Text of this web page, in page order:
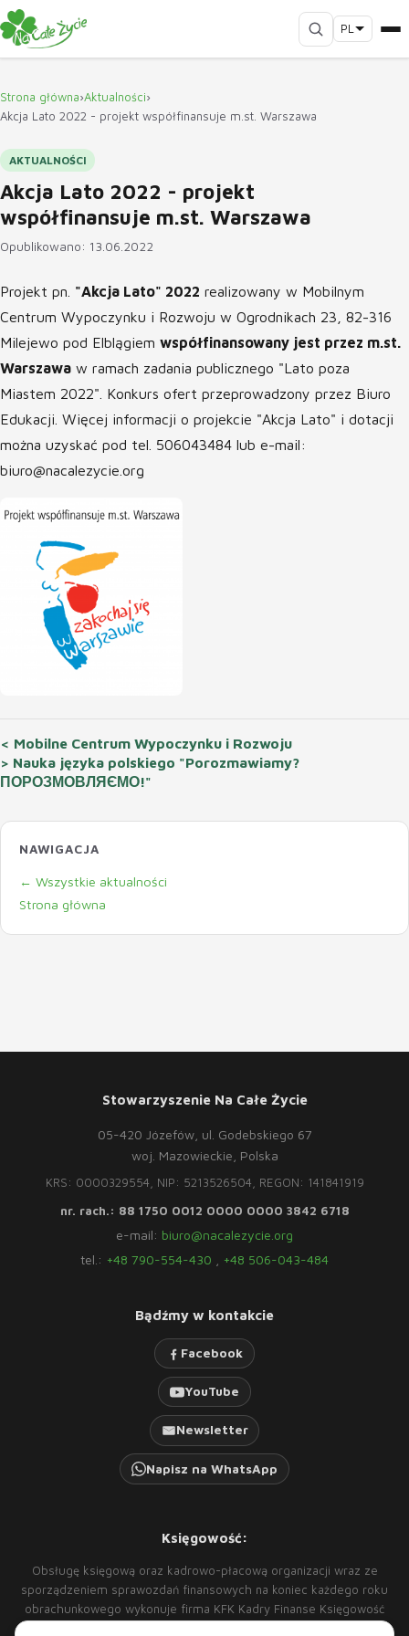
PL
Strona główna›Aktualności›
Akcja Lato 2022 - projekt współfinansuje m.st. Warszawa
AKTUALNOŚCI
Akcja Lato 2022 - projekt
współfinansuje m.st. Warszawa
Opublikowano: 13.06.2022
Projekt pn. "Akcja Lato" 2022 realizowany w Mobilnym
Centrum Wypoczynku i Rozwoju w Ogrodnikach 23, 82-316
Milejewo pod Elblągiem współfinansowany jest przez m.st.
Warszawa w ramach zadania publicznego "Lato poza
Miastem 2022". Konkurs ofert przeprowadzony przez Biuro
Edukacji. Więcej informacji o projekcie "Akcja Lato" i dotacji
można uzyskać pod tel. 506043484 lub e-mail:
biuro@nacalezycie.org
< Mobilne Centrum Wypoczynku i Rozwoju
> Nauka języka polskiego "Porozmawiamy?
ПОРОЗМОВЛЯЄМО!"
NAWIGACJA
← Wszystkie aktualności
Strona główna
Stowarzyszenie Na Całe Życie
05-420 Józefów, ul. Godebskiego 67
woj. Mazowieckie, Polska
KRS: 0000329554, NIP: 5213526504, REGON: 141841919
nr. rach.: 88 1750 0012 0000 0000 3842 6718
e-mail: biuro@nacalezycie.org
tel.: +48 790-554-430 +48 506-043-484
Bądźmy w kontakcie
Facebook
YouTube
Newsletter
Napisz na WhatsApp
Księgowość:
Obsługę księgową oraz kadrowo-płacową organizacji wraz ze
sporządzeniem sprawozdań finansowych na koniec każdego roku
obrachunkowego wykonuje firma KFK Kadry Finanse Księgowość